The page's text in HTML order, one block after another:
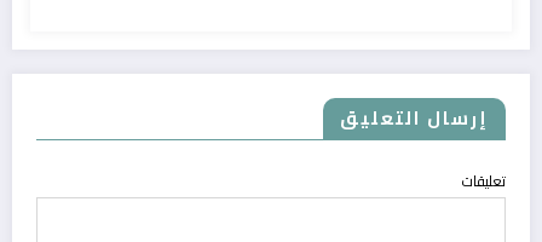
إرسال التعليق
تعليقات